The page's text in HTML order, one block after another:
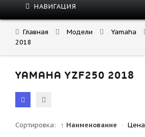
НАВИГАЦИЯ
Главная Модели Yamaha
2018
YAMAHA YZF250 2018
Сортировка: ↑ Наименование · Цена